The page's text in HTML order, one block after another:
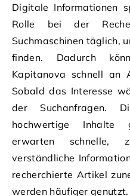
Digitale Informationen
Rolle bei der
Suchmaschinen täglich,
finden. Dadurch
Kapitanova schnell an
Sobald das Interesse
der Suchanfragen.
hochwertige Inhalte
erwarten schnelle,
verständliche
recherchierte Artikel
werden häufiger genutzt.